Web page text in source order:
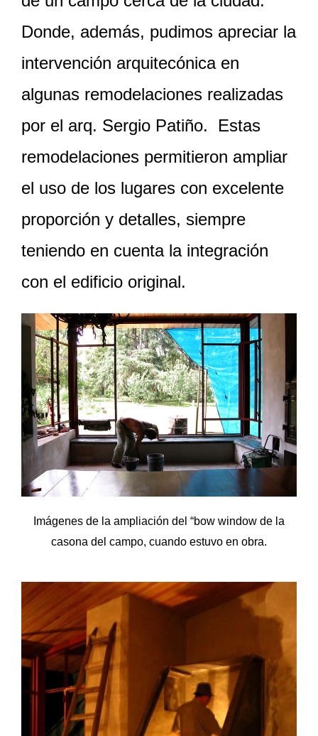
Donde, además, pudimos apreciar la
intervención arquitecónica en
algunas remodelaciones realizadas
por el arq. Sergio Patiño. Estas
remodelaciones permitieron ampliar
el uso de los lugares con excelente
proporción y detalles, siempre
teniendo en cuenta la integración
con el edificio original.
Imágenes de la ampliación del “bow window de la
casona del campo, cuando estuvo en obra.